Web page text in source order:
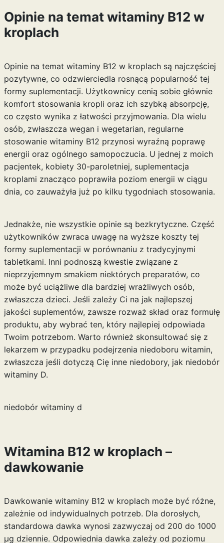
Opinie na temat witaminy B12 w
kroplach
Opinie na temat witaminy B12 w kroplach są najczęściej
pozytywne, co odzwierciedla rosnącą popularność tej
formy suplementacji. Użytkownicy cenią sobie głównie
komfort stosowania kropli oraz ich szybką absorpcję,
co często wynika z łatwości przyjmowania. Dla wielu
osób, zwłaszcza wegan i wegetarian, regularne
stosowanie witaminy B12 przynosi wyraźną poprawę
energii oraz ogólnego samopoczucia. U jednej z moich
pacjentek, kobiety 30-paroletniej, suplementacja
kroplami znacząco poprawiła poziom energii w ciągu
dnia, co zauważyła już po kilku tygodniach stosowania.
Jednakże, nie wszystkie opinie są bezkrytyczne. Część
użytkowników zwraca uwagę na wyższe koszty tej
formy suplementacji w porównaniu z tradycyjnymi
tabletkami. Inni podnoszą kwestie związane z
nieprzyjemnym smakiem niektórych preparatów, co
może być uciążliwe dla bardziej wrażliwych osób,
zwłaszcza dzieci. Jeśli zależy Ci na jak najlepszej
jakości suplementów, zawsze rozważ skład oraz formułę
produktu, aby wybrać ten, który najlepiej odpowiada
Twoim potrzebom. Warto również skonsultować się z
lekarzem w przypadku podejrzenia niedoboru witamin,
zwłaszcza jeśli dotyczą Cię inne niedobory, jak niedobór
witaminy D.
niedobór witaminy d
Witamina B12 w kroplach –
dawkowanie
Dawkowanie witaminy B12 w kroplach może być różne,
zależnie od indywidualnych potrzeb. Dla dorosłych,
standardowa dawka wynosi zazwyczaj od 200 do 1000
µg dziennie. Odpowiednia dawka zależy od poziomu